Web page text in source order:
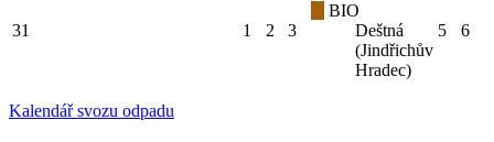
31 1 2 3
BIO
Deštná
(Jindřichův
Hradec)
5 6
Kalendář svozu odpadu